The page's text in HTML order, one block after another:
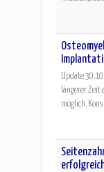
Update
längerer
möglich,